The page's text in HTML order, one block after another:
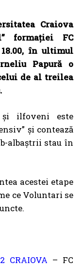
Craiova
formației FC
în ultimul
Papură o
de al treilea
și ilfoveni este
și contează
albaștrii stau în
acestei etape
ce Voluntari se
CRAIOVA – FC